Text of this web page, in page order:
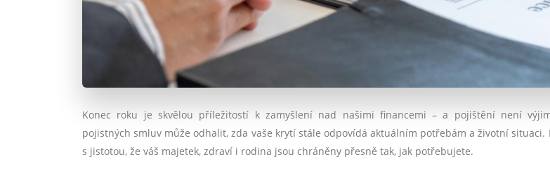
Konec roku je skvělou příležitostí k zamyšlení nad našimi financemi – a pojištění není
pojistných smluv může odhalit, zda vaše krytí stále odpovídá aktuálním potřebám a životní situaci.
s jistotou, že váš majetek, zdraví i rodina jsou chráněny přesně tak, jak potřebujete.